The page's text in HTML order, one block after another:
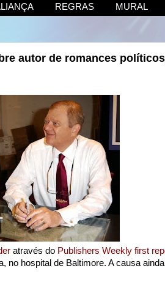
REGRAS MURAL
autor de romances
através do Publishers Weekly first
no hospital de Baltimore. A causa